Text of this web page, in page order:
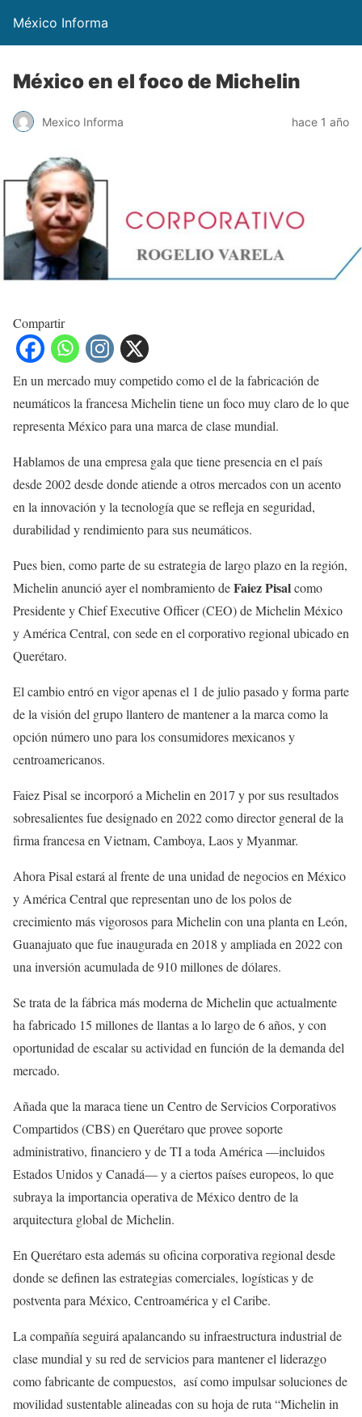
México Informa
México en el foco de Michelin
Mexico Informa hace 1 año
Compartir
En un mercado muy competido como el de la fabricación de
neumáticos la francesa Michelin tiene un foco muy claro de lo que
representa México para una marca de clase mundial.
Hablamos de una empresa gala que tiene presencia en el país
desde 2002 desde donde atiende a otros mercados con un acento
en la innovación y la tecnología que se refleja en seguridad,
durabilidad y rendimiento para sus neumáticos.
Pues bien, como parte de su estrategia de largo plazo en la región,
Michelin anunció ayer el nombramiento deFaiez Pisalcomo
Presidente y Chief Executive Officer (CEO) de Michelin México
y América Central, con sede en el corporativo regional ubicado en
Querétaro.
El cambio entró en vigor apenas el 1 de julio pasado y forma parte
de la visión del grupo llantero de mantener a la marca como la
opción número uno para los consumidores mexicanos y
centroamericanos.
Faiez Pisal se incorporó a Michelin en 2017 y por sus resultados
sobresalientes fue designado en 2022 como director general de la
firma francesa en Vietnam, Camboya, Laos y Myanmar.
Ahora Pisal estará al frente de una unidad de negocios en México
y América Central que representan uno de los polos de
crecimiento más vigorosos para Michelin con una planta en León,
Guanajuato que fue inaugurada en 2018 y ampliada en 2022 con
una inversión acumulada de 910 millones de dólares.
Se trata de la fábrica más moderna de Michelin que actualmente
ha fabricado 15 millones de llantas a lo largo de 6 años, y con
oportunidad de escalar su actividad en función de la demanda del
mercado.
Añada que la maraca tiene un Centro de Servicios Corporativos
Compartidos (CBS) en Querétaro que provee soporte
administrativo, financiero y de TI a toda América —incluidos
Estados Unidos y Canadá— y a ciertos países europeos, lo que
subraya la importancia operativa de México dentro de la
arquitectura global de Michelin.
En Querétaro esta además su oficina corporativa regional desde
donde se definen las estrategias comerciales, logísticas y de
postventa para México, Centroamérica y el Caribe.
La compañía seguirá apalancando su infraestructura industrial de
clase mundial y su red de servicios para mantener el liderazgo
como fabricante de compuestos, así como impulsar soluciones de
movilidad sustentable alineadas con su hoja de ruta “Michelin in